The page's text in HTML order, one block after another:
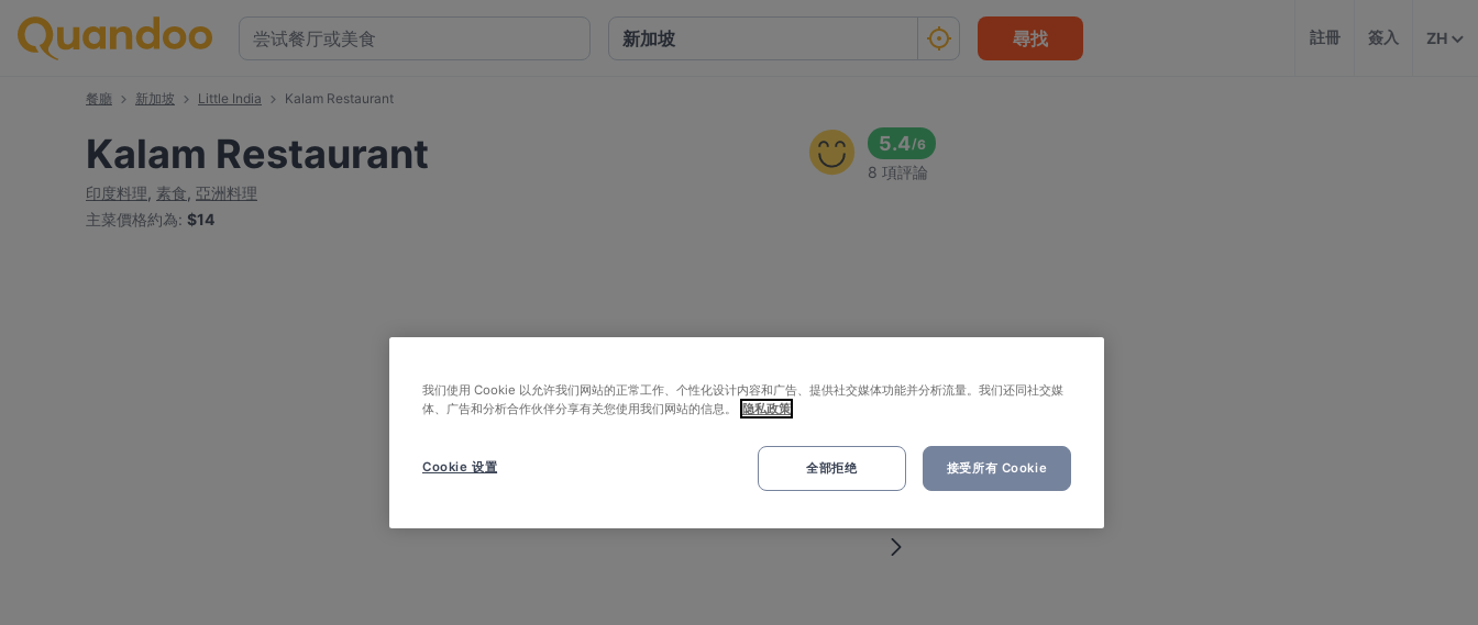
尋找 註冊 簽入 ZH
餐廳 新加坡 Little India Kalam Restaurant
Kalam Restaurant
印度料理, 素食, 亞洲料理
主菜價格約為: $14
5.4/6
8 項評論
我们使用 Cookie 以允许我们网站的正常工作、个性化设计内容和广告、提供社交媒体功能并分析流量。我们还同社交媒
体、广告和分析合作伙伴分享有关您使用我们网站的信息。
隐私政策
全部拒绝 接受所有 Cookie
Cookie 设置